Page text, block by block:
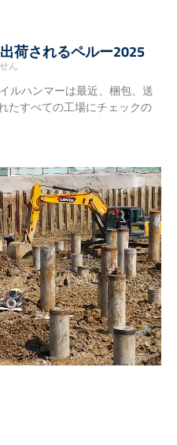
荷されるペルー2025
ん
ルハンマーは最近、梱包、送
たすべての工場にチェックの